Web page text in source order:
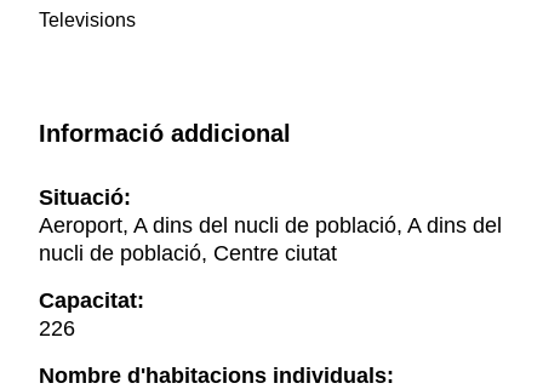
Televisions
Informació addicional
Situació:
Aeroport, A dins del nucli de població, A dins del
nucli de població, Centre ciutat
Capacitat:
226
Nombre d'habitacions individuals: